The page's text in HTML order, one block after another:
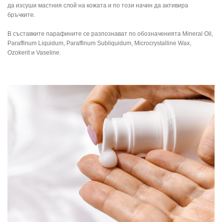
да изсуши мастния слой на кожата и по този начин да активира
бръчките.
В съставките парафините се разпознават по обозначенията Mineral Oil,
Paraffinum Liquidum, Paraffinum Subliquidum, Microcrystalline Wax,
Ozokerit и Vaseline.